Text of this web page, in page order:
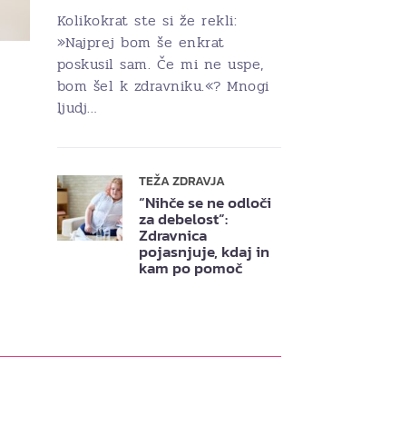
Kolikokrat ste si že rekli:
»Najprej bom še enkrat
poskusil sam. Če mi ne uspe,
bom šel k zdravniku.«? Mnogi
ljudj…
TEŽA ZDRAVJA
“Nihče se ne odloči
za debelost”:
Zdravnica
pojasnjuje, kdaj in
kam po pomoč